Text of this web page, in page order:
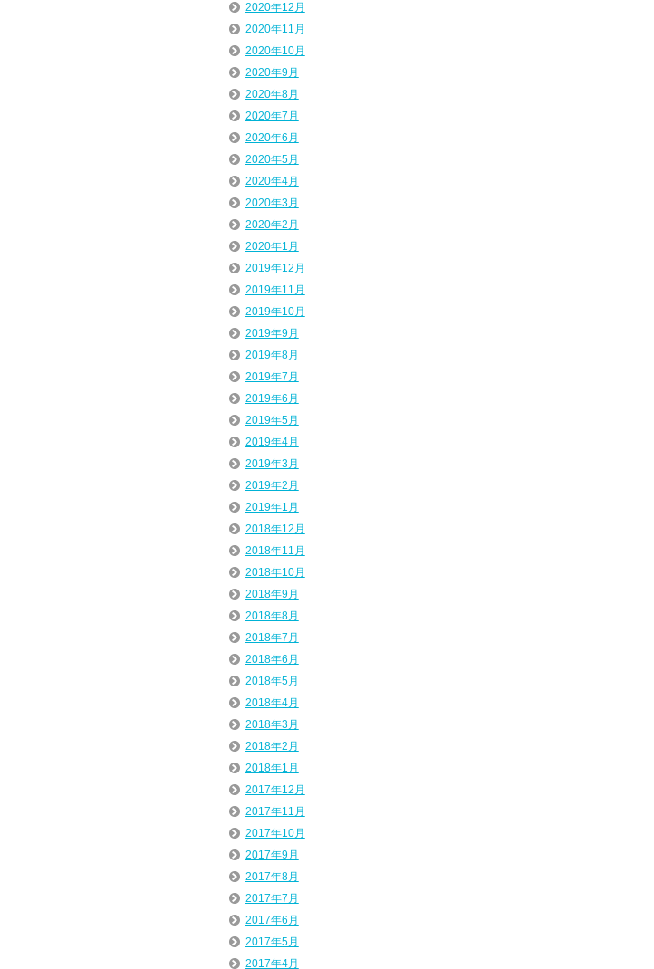
2020年12月
2020年11月
2020年10月
2020年9月
2020年8月
2020年7月
2020年6月
2020年5月
2020年4月
2020年3月
2020年2月
2020年1月
2019年12月
2019年11月
2019年10月
2019年9月
2019年8月
2019年7月
2019年6月
2019年5月
2019年4月
2019年3月
2019年2月
2019年1月
2018年12月
2018年11月
2018年10月
2018年9月
2018年8月
2018年7月
2018年6月
2018年5月
2018年4月
2018年3月
2018年2月
2018年1月
2017年12月
2017年11月
2017年10月
2017年9月
2017年8月
2017年7月
2017年6月
2017年5月
2017年4月